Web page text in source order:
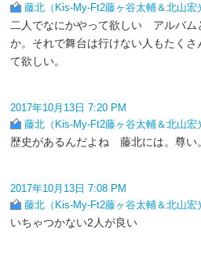
藤北（Kis-My-Ft2藤ヶ谷太輔＆北山宏
二人でなにかやって欲しい アルバム
か。それで舞台は行けない人もたく
て欲しい。
2017年10月13日 7:20 PM
藤北（Kis-My-Ft2藤ヶ谷太輔＆北山宏
歴史があるんだよね 藤北には。尊い。
2017年10月13日 7:08 PM
藤北（Kis-My-Ft2藤ヶ谷太輔＆北山宏
いちゃつかない2人が良い